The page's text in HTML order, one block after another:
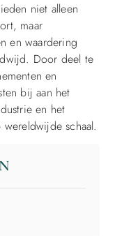
niet alleen
maar
en waardering
Door deel te
en
bij aan het
en het
schaal.